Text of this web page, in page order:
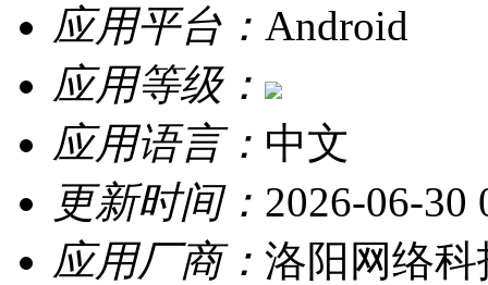
应用平台： Android
应用等级：
应用语言： 中文
更新时间： 2026-06-30
应用厂商： 洛阳网络